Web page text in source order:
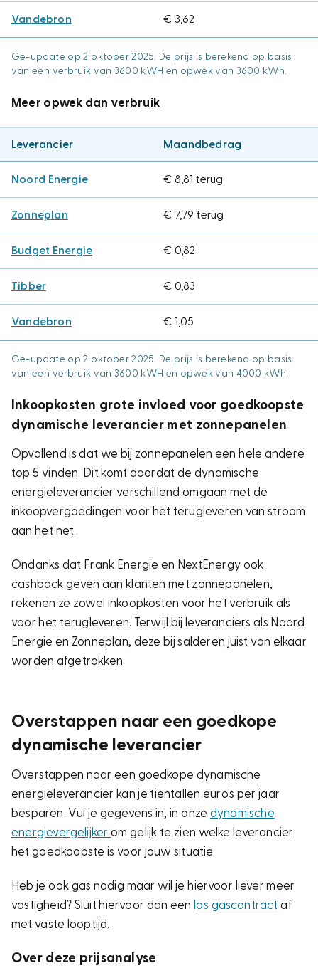
Vandebron € 3,62
Ge-update op 2 oktober 2025. De prijs is berekend op basis
van een verbruik van 3600 kWH en opwek van 3600 kWh.
Meer opwek dan verbruik
Leverancier Maandbedrag
Noord Energie € 8,81 terug
Zonneplan € 7,79 terug
Budget Energie € 0,82
Tibber € 0,83
Vandebron € 1,05
Ge-update op 2 oktober 2025. De prijs is berekend op basis
van een verbruik van 3600 kWH en opwek van 4000 kWh.
Inkoopkosten grote invloed voor goedkoopste
dynamische leverancier met zonnepanelen
Opvallend is dat we bij zonnepanelen een hele andere
top 5 vinden. Dit komt doordat de dynamische
energieleverancier verschillend omgaan met de
inkoopvergoedingen voor het terugleveren van stroom
aan het net.
Ondanks dat Frank Energie en NextEnergy ook
cashback geven aan klanten met zonnepanelen,
rekenen ze zowel inkoopkosten voor het verbruik als
voor het terugleveren. Terwijl bij leveranciers als Noord
Energie en Zonneplan, deze bij salderen juist van elkaar
worden afgetrokken.
Overstappen naar een goedkope
dynamische leverancier
Overstappen naar een goedkope dynamische
energieleverancier kan je tientallen euro's per jaar
besparen. Vul je gegevens in, in onze dynamische
energievergelijkerom gelijk te zien welke leverancier
het goedkoopste is voor jouw situatie.
Heb je ook gas nodig maar wil je hiervoor liever meer
vastigheid? Sluit hiervoor dan een los gascontract af
met vaste looptijd.
Over deze prijsanalyse